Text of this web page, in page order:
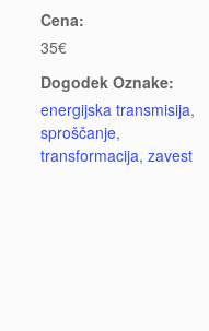
Cena:
35€
Dogodek Oznake:
energijska transmisija,
sproščanje,
transformacija,zavest